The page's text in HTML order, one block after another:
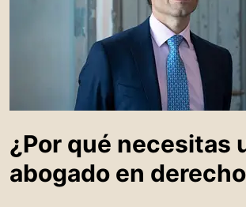
¿Por qué necesitas
abogado en